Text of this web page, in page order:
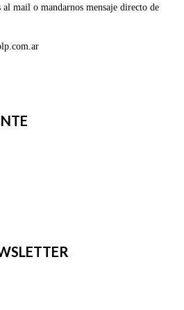
mail o mandarnos mensaje directo de